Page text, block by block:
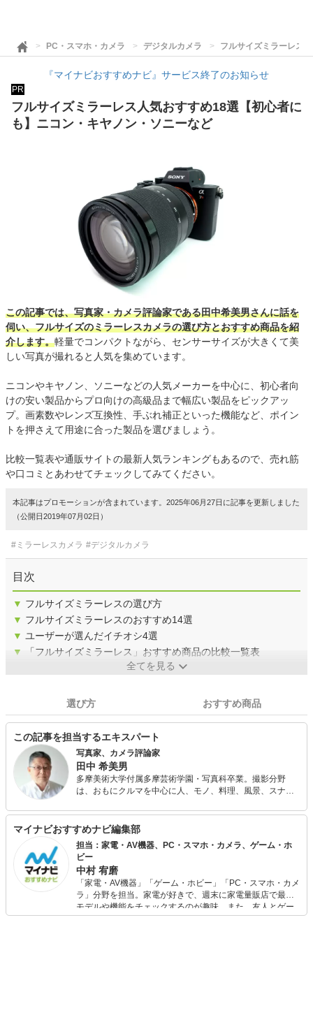
PC・スマホ・カメラ デジタルカメラ フルサイズミラーレス
『マイナビおすすめナビ』サービス終了のお知らせ
PR
フルサイズミラーレス人気おすすめ18選【初心者に
も】ニコン・キヤノン・ソニーなど
この記事では、写真家・カメラ評論家である田中希美男さんに話を
伺い、フルサイズのミラーレスカメラの選び方とおすすめ商品を紹
介します。軽量でコンパクトながら、センサーサイズが大きくて美
しい写真が撮れると人気を集めています。
ニコンやキヤノン、ソニーなどの人気メーカーを中心に、初心者向
けの安い製品からプロ向けの高級品まで幅広い製品をピックアッ
プ。画素数やレンズ互換性、手ぶれ補正といった機能など、ポイン
トを押さえて用途に合った製品を選びましょう。
比較一覧表や通販サイトの最新人気ランキングもあるので、売れ筋
や口コミとあわせてチェックしてみてください。
本記事はプロモーションが含まれています。2025年06月27日に記事を更新しました
（公開日2019年07月02日）
#ミラーレスカメラ #デジタルカメラ
目次
▼ フルサイズミラーレスの選び方
▼ フルサイズミラーレスのおすすめ14選
▼ ユーザーが選んだイチオシ4選
▼
「フルサイズミラーレス」おすすめ商品の比較一覧表
全てを見る
選び方 おすすめ商品
この記事を担当するエキスパート
写真家、カメラ評論家
田中 希美男
多摩美術大学付属多摩芸術学園・写真科卒業。撮影分野
は、おもにクルマを中心に人、モノ、料理、風景、スナッ
ほかに、カメラ雑誌などに新型カメラやレンズのテストの
レポート、撮影技法などの解説をする。
マイナビおすすめナビ編集部
担当：家電・AV機器、PC・スマホ・カメラ、ゲーム・ホ
ビー
中村 宥磨
「家電・AV機器」「ゲーム・ホビー」「PC・スマホ・カメ
ラ」分野を担当。家電が好きで、週末に家電量販店で最新
モデルや機能をチェックするのが趣味。また、友人とゲー
ムを楽しみながら、新作タイトルやイベント情報もいち早